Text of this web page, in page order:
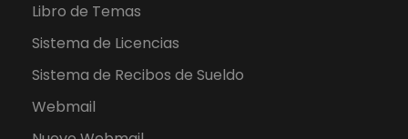
Libro de Temas
Sistema de Licencias
Sistema de Recibos de Sueldo
Webmail